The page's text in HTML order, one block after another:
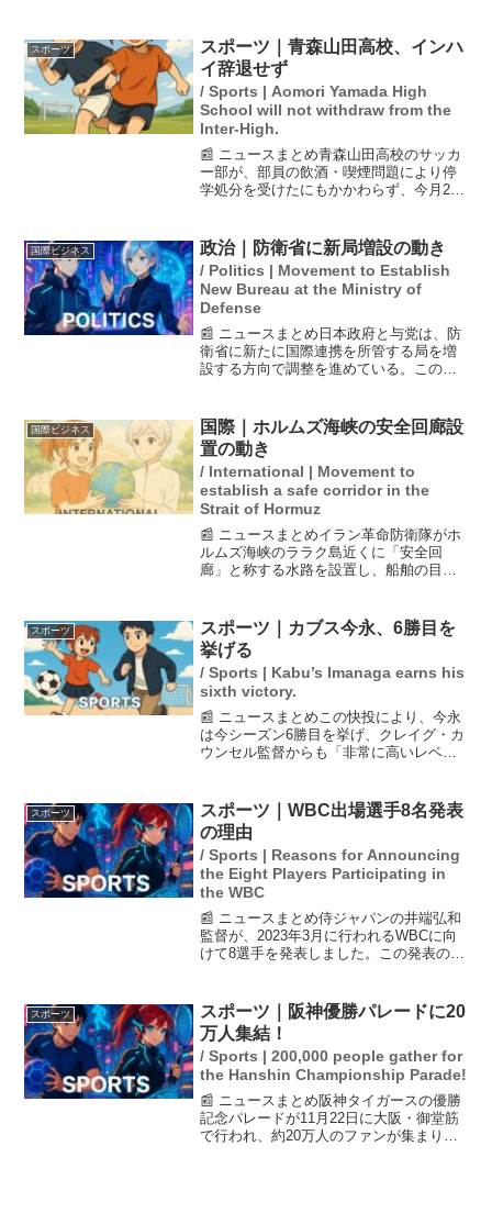
スポーツ
スポーツ｜青森山田高校、インハ
イ辞退せず
/ Sports | Aomori Yamada High
School will not withdraw from the
Inter-High.
📰 ニュースまとめ青森山田高校のサッカ
ー部が、部員の飲酒・喫煙問題により停
学処分を受けたにもかかわらず、今月25
題に関与しており、強豪校としての意地
を見せる形となってい...
国際ビジネス 政治｜防衛省に新局増設の動き
/ Politics | Movement to Establish
New Bureau at the Ministry of
Defense
📰 ニュースまとめ日本政府と与党は、防
衛省に新たに国際連携を所管する局を増
設する方向で調整を進めている。この局
境に対応するための体制拡充を図る狙い
がある。日本の外交・安...
国際ビジネス
国際｜ホルムズ海峡の安全回廊設
置の動き
/ International | Movement to
establish a safe corridor in the
Strait of Hormuz
📰 ニュースまとめイラン革命防衛隊がホ
ルムズ海峡のララク島近くに「安全回
廊」と称する水路を設置し、船舶の目視
航したとのことです。米国はイランの脅
威が低下したとしつつ、イ...
スポーツ
スポーツ｜カブス今永、6勝目を
挙げる
/ Sports | Kabu’s Imanaga earns his
sixth victory.
📰 ニュースまとめこの快投により、今永
は今シーズン6勝目を挙げ、クレイグ・カ
ウンセル監督からも「非常に高いレベル
行われたヤンキース戦でカブスの今永昇
太投手が先発...
スポーツ
スポーツ｜WBC出場選手8名発表
の理由
/ Sports | Reasons for Announcing
the Eight Players Participating in
the WBC
📰 ニュースまとめ侍ジャパンの井端弘和
監督が、2023年3月に行われるWBCに向
けて8選手を発表しました。この発表の狙
長、打撃陣の長打力強化を期待している
と述べています。...
スポーツ
スポーツ｜阪神優勝パレードに20
万人集結！
/ Sports | 200,000 people gather for
the Hanshin Championship Parade!
📰 ニュースまとめ阪神タイガースの優勝
記念パレードが11月22日に大阪・御堂筋
で行われ、約20万人のファンが集まりま